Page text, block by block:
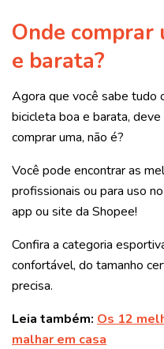
Onde comprar
e barata?
Agora que você sabe tudo
bicicleta boa e barata,
comprar uma, não é?
Você pode encontrar as
profissionais ou para uso
app ou site da Shopee!
Confira a categoria
confortável, do tamanho
precisa.
Leia também: Os 12
malhar em casa